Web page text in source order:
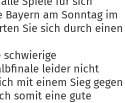
am Sonntag im
Sie sich durch einen
schwierige
leider nicht
mit einem Sieg gegen
somit eine gute